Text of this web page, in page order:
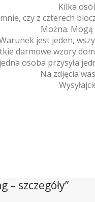
Kilka
czy z czterech
Można.
jest jeden,
darmowe wzory
osoba przysyła
Na zdjęcia
– szczegóły”